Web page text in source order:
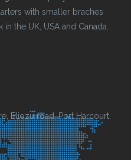
with smaller braches
the UK, USA and Canada.
Eliozu road, Port Harcourt.